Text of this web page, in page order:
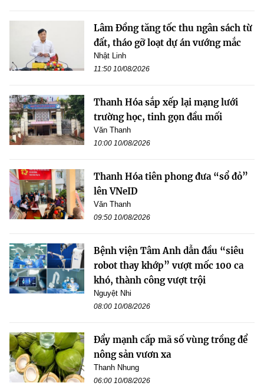
Lâm Đồng tăng tốc thu ngân sách từ
đất, tháo gỡ loạt dự án vướng mắc
Nhật Linh
11:50 10/08/2026
Thanh Hóa sắp xếp lại mạng lưới
trường học, tinh gọn đầu mối
Văn Thanh
10:00 10/08/2026
Thanh Hóa tiên phong đưa “sổ đỏ”
lên VNeID
Văn Thanh
09:50 10/08/2026
Bệnh viện Tâm Anh dẫn đầu “siêu
robot thay khớp” vượt mốc 100 ca
khó, thành công vượt trội
Nguyệt Nhi
08:00 10/08/2026
Đẩy mạnh cấp mã số vùng trồng để
nông sản vươn xa
Thanh Nhung
06:00 10/08/2026